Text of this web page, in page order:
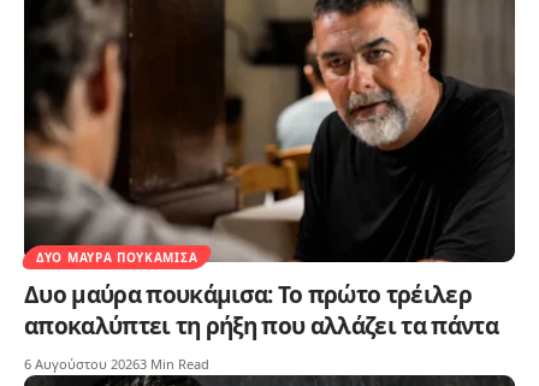
ΔΥΟ ΜΑΎΡΑ ΠΟΥΚΆΜΙΣΑ
Δυο μαύρα πουκάμισα: Το πρώτο τρέιλερ
αποκαλύπτει τη ρήξη που αλλάζει τα πάντα
6 Αυγούστου 20263 Min Read